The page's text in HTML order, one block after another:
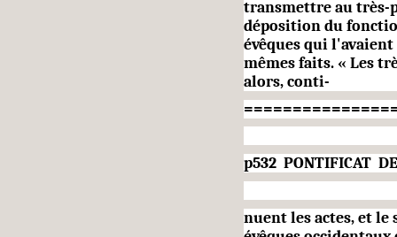
transmettre au très-
déposition du
évêques qui
mêmes faits. « Les
alors, conti-
p532 PONTIFICAT
nuent les actes, et le